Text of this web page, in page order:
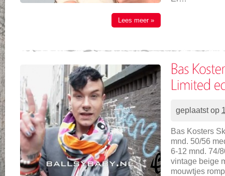
Lees meer »
geplaatst op
Bas Kosters
mnd. 50/56
6-12 mnd. 74/
vintage beige
mouwtjes